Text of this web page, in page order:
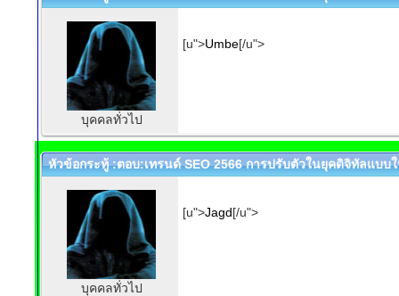
บุคคลทั่วไป
[u">Umbe[/u">
หัวข้อกระทู้ :ตอบ:เทรนด์ SEO 2566 การปรับตัวในยุคดิจิทัลแบบ
บุคคลทั่วไป
[u">Jagd[/u">